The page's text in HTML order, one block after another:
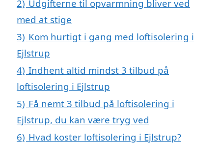
2) Udgifterne til opvarmning bliver ved
med at stige
3) Kom hurtigt i gang med loftisolering i
Ejlstrup
4) Indhent altid mindst 3 tilbud på
loftisolering i Ejlstrup
5) Få nemt 3 tilbud på loftisolering i
Ejlstrup, du kan være tryg ved
6) Hvad koster loftisolering i Ejlstrup?